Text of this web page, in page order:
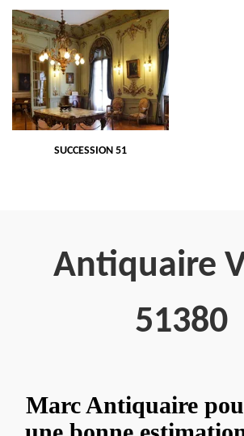
SUCCESSION 51
Antiquaire
51380
Marc Antiquaire